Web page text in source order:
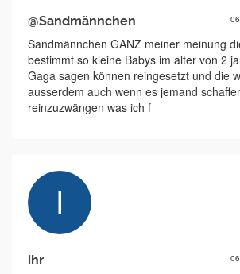
@Sandmännchen
Sandmännchen GANZ meiner meinung
bestimmt so kleine Babys im alter von 2
Gaga sagen können reingesetzt und die
ausserdem auch wenn es jemand
reinzuzwängen was ich f
ihr